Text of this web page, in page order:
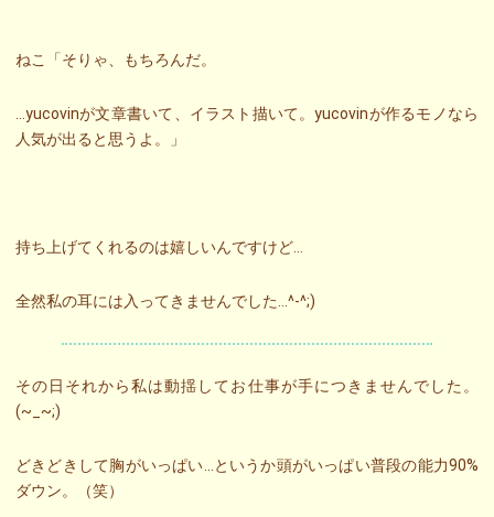
ねこ「そりゃ、もちろんだ。
…yucovinが文章書いて、イラスト描いて。yucovinが作るモノなら
人気が出ると思うよ。」
持ち上げてくれるのは嬉しいんですけど…
全然私の耳には入ってきませんでした…^-^;)
その日それから私は動揺してお仕事が手につきませんでした。
(~_~;)
どきどきして胸がいっぱい…というか頭がいっぱい普段の能力90%
ダウン。（笑）